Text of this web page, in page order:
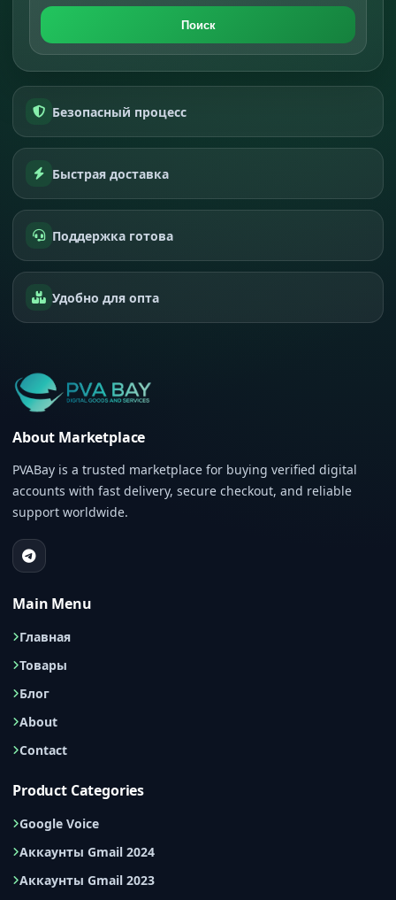
Поиск
Безопасный процесс
Быстрая доставка
Поддержка готова
Удобно для опта
About Marketplace
PVABay is a trusted marketplace for buying verified digital
accounts with fast delivery, secure checkout, and reliable
support worldwide.
Main Menu
Главная
Товары
Блог
About
Contact
Product Categories
Google Voice
Аккаунты Gmail 2024
Аккаунты Gmail 2023